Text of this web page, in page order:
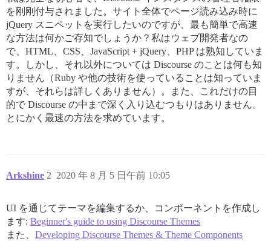
を刚刚付与されました。サイト全体でページ読み込み時に
jQuery スニペットを実行したいのですが、最も簡単で高速
な方法は何かご存知でしょうか？私はウェブ開発者なの
で、HTML、CSS、JavaScript + jQuery、PHP は熟知していま
す。しかし、それ以外については Discourse のことは何も知
りません（Ruby や他の技術を使っていることは知っていま
すが、それらは詳しくありません）。また、これだけの目
的で Discourse の中まで深く入り込むつもりはありません。
とにかく最速の方法を求めています。
Arkshine 2020 年 8 月 5 日午前 10:05
2
UI を通じてテーマを編集するか、コンポーネントを作成し
ます: Beginner's guide to using Discourse Themes
また、 Developing Discourse Themes & Theme Components